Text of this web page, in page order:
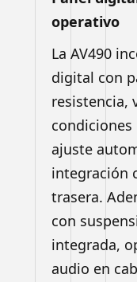
operativo
La AV490
digital con
resistencia,
ajuste
integración
trasera.
con
integrada,
audio en